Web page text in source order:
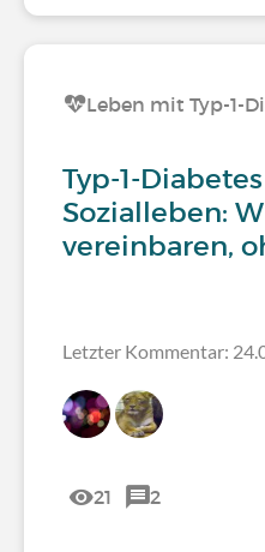
Leben mit Typ-1-
Typ-1-
Sozialleben:
vereinbaren,
Letzter Kommentar:
21 2